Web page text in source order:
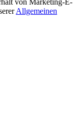
Allgemeinen